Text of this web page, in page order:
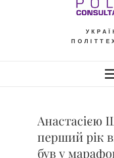
Анастасією
перший рік
був у